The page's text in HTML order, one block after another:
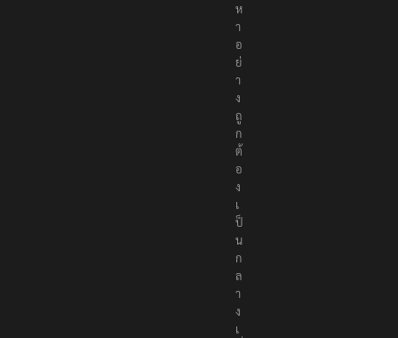
ห
า
อ
ย่
า
ง
ถู
ก
ต้
อ
ง
เ
ป็
น
ก
ล
า
ง
เ